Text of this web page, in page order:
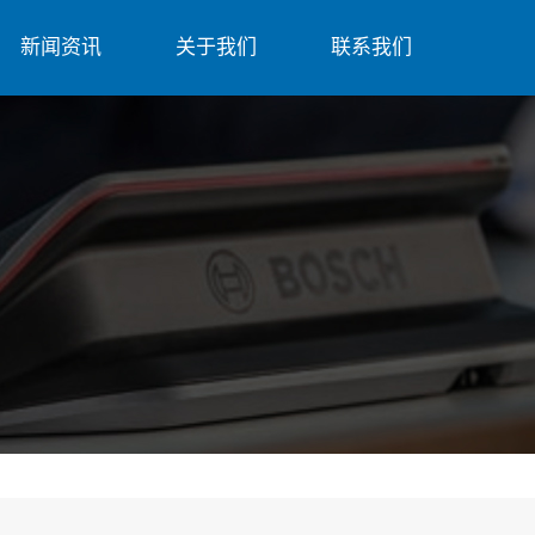
新闻资讯 关于我们 联系我们